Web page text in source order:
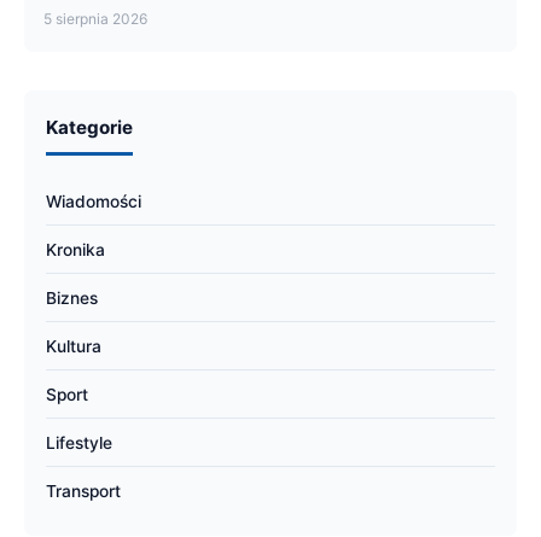
5 sierpnia 2026
Kategorie
Wiadomości
Kronika
Biznes
Kultura
Sport
Lifestyle
Transport